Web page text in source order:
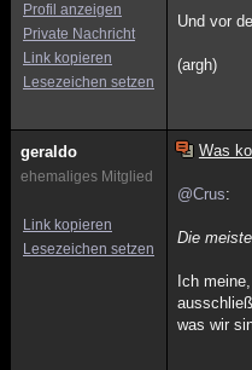
Profil anzeigen
Private Nachricht
Link kopieren
Lesezeichen setzen
Und vor
(argh)
geraldo
ehemaliges Mitglied
Link kopieren
Lesezeichen setzen
Was
@Crus:
Die
Ich
was wir